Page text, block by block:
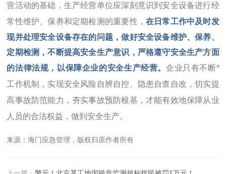
营活动的基础，生产经营单位应深刻意识到安全设备进行经
常性维护、保养和定期检测的重要性， 在日常工作中及时发
现并处理安全设备存在的问题，做好安全设备维护、保养、
定期检测，不断提高安全生产意识，严格遵守安全生产方面
的法律法规，以保障企业的安全生产经营。 企业只有不断*
工作机制，实现安全风险自辨自控、隐患自查自改，切实提
高事故防范能力，夯实事故预防根基，才能有效地保障从业
人员的合法权益，做到安全生产。
来源：海门应急管理，版权归原作者所有